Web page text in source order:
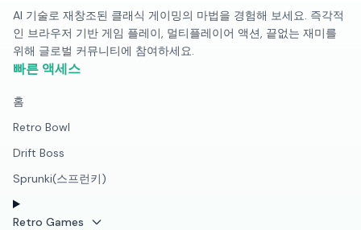
AI 기술로 재창조된 클래식 게이밍의 마법을 경험해 보세요. 즉각적
인 브라우저 기반 게임 플레이, 멀티플레이어 액션, 끝없는 재미를
위해 글로벌 커뮤니티에 참여하세요.
빠른 액세스
홈
Retro Bowl
Drift Boss
Sprunki(스프런키)
Retro Games